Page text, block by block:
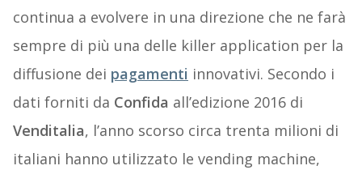
continua a evolvere in una direzione che ne farà
sempre di più una delle killer application per la
diffusione dei pagamenti innovativi. Secondo i
dati forniti da Confida all’edizione 2016 di
Venditalia, l’anno scorso circa trenta milioni di
italiani hanno utilizzato le vending machine,